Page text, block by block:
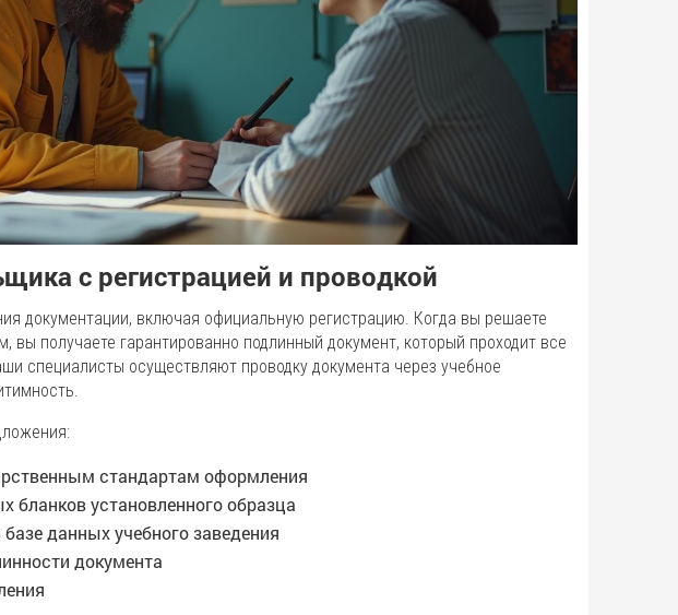
с регистрацией и проводкой
документации, включая официальную регистрацию. Когда вы решаете
вы получаете гарантированно подлинный документ, который проходит все
специалисты осуществляют проводку документа через учебное
стандартам оформления
бланков установленного образца
данных учебного заведения
документа